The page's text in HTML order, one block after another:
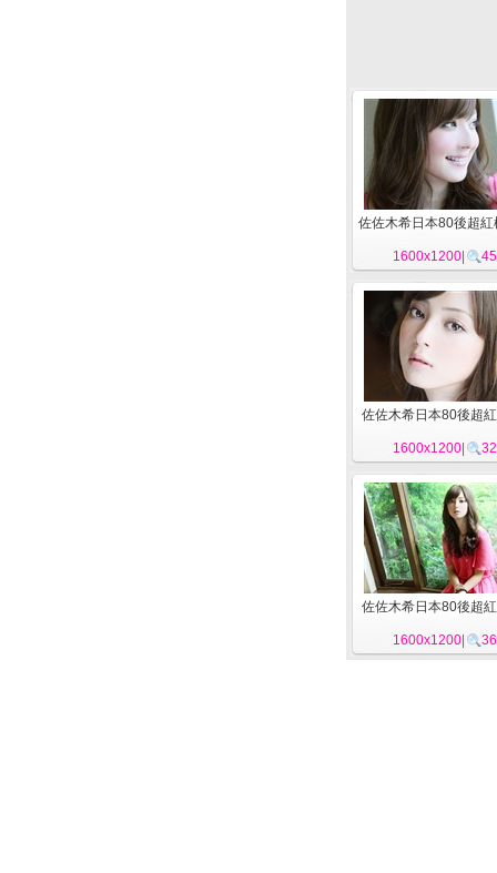
佐佐木希日本80後超
1600x1200
佐佐木希日本80後超
1600x1200
佐佐木希日本80後超
1600x1200